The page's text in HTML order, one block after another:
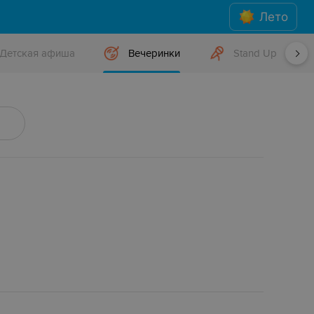
Лето
Детская афиша Вечеринки Stand Up